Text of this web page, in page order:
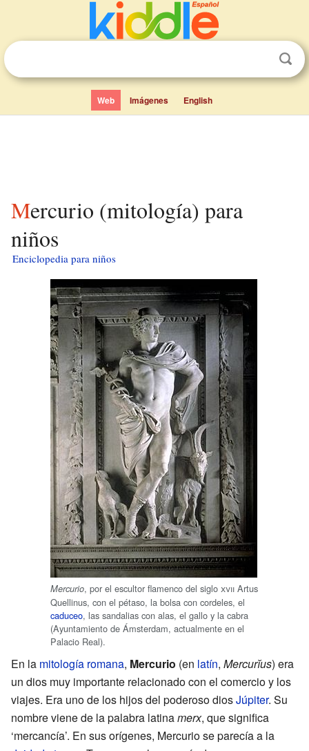
Web Imágenes English
Mercurio (mitología) para
niños
Enciclopedia para niños
Mercurio, por el escultor flamenco del siglo xvii Artus
Quellinus, con el pétaso, la bolsa con cordeles, el
caduceo, las sandalias con alas, el gallo y la cabra
(Ayuntamiento de Ámsterdam, actualmente en el
Palacio Real).
En la mitología romana, Mercurio (en latín, Mercurĭus) era
un dios muy importante relacionado con el comercio y los
viajes. Era uno de los hijos del poderoso diosJúpiter. Su
nombre viene de la palabra latinamerx, que significa
‘mercancía’. En sus orígenes, Mercurio se parecía a la